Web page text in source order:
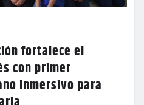
fortalece el
con primer
inmersivo para